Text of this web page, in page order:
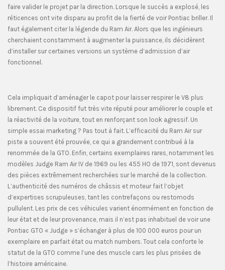
faire valider le projet par la direction. Lorsque le succès a explosé, les
réticences ont vite disparu au profit de la fierté de voir Pontiac briller. Il
faut également citer la légende du Ram Air. Alors que les ingénieurs
cherchaient constamment à augmenter la puissance, ils décidèrent
d’installer sur certaines versions un système d’admission d’air
fonctionnel.
Cela impliquait d’aménager le capot pour laisser respirer le V8 plus
librement. Ce dispositif fut très vite réputé pour améliorer le couple et
la réactivité de la voiture, tout en renforçant son look agressif. Un
simple essai marketing ? Pas tout à fait. L’efficacité du Ram Air sur
piste a souvent été prouvée, ce qui a grandement contribué à la
renommée de la GTO. Enfin, certains exemplaires rares, notamment les
modèles Judge Ram Air IV de 1969 ou les 455 HO de 1971, sont devenus
des pièces extrêmement recherchées sur le marché de la collection.
L’authenticité des numéros de châssis et moteur fait l’objet
d’expertises scrupuleuses, tant les contrefaçons ou restomods
pullulent. Les prix de ces véhicules varient énormément en fonction de
leur état et de leur provenance, mais il n’est pas inhabituel de voir une
Pontiac GTO « Judge » s’échanger à plus de 100 000 euros pour un
exemplaire en parfait état ou match numbers. Tout cela conforte le
statut de la GTO comme l’une des muscle cars les plus prisées de
l’histoire américaine.